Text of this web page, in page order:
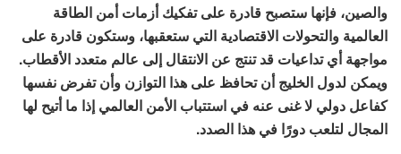
والصين، فإنها ستصبح قادرة على تفكيك أزمات أمن الطاقة
العالمية والتحولات الاقتصادية التي ستعقبها، وستكون قادرة على
مواجهة أي تداعيات قد تنتج عن الانتقال إلى عالم متعدد الأقطاب.
ويمكن لدول الخليج أن تحافظ على هذا التوازن وأن تفرض نفسها
كفاعل دولي لا غنى عنه في استتباب الأمن العالمي إذا ما أتيح لها
المجال لتلعب دورًا في هذا الصدد.